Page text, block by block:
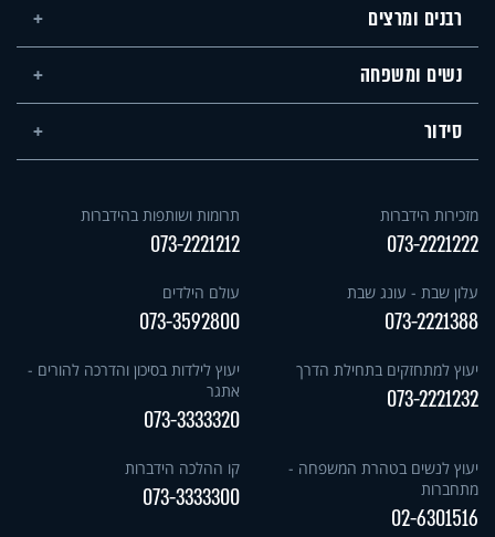
רבנים ומרצים
נשים ומשפחה
סידור
מזכירות הידברות
073-2221222
תרומות ושותפות בהידברות
073-2221212
עלון שבת - עונג שבת
073-2221388
עולם הילדים
073-3592800
יעוץ למתחזקים בתחילת הדרך
073-2221232
יעוץ לילדות בסיכון והדרכה להורים -
אתגר
073-3333320
יעוץ לנשים בטהרת המשפחה -
מתחברות
02-6301516
קו ההלכה הידברות
073-3333300